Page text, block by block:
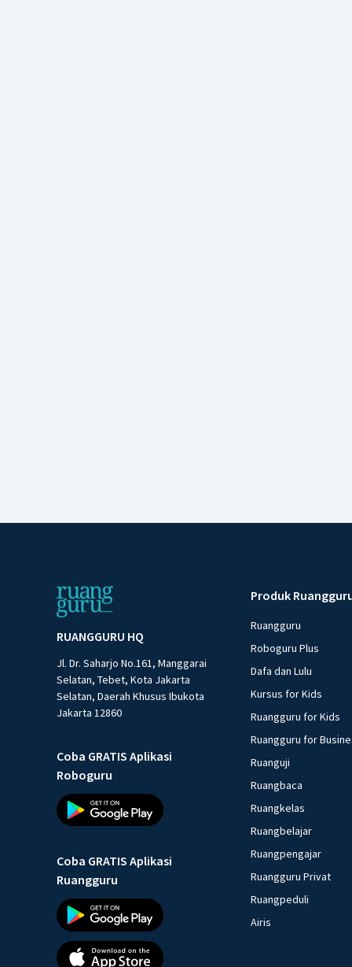
RUANGGURU HQ
Jl. Dr. Saharjo No.161, Manggarai
Selatan, Tebet, Kota Jakarta
Selatan, Daerah Khusus Ibukota
Jakarta 12860
Coba GRATIS Aplikasi
Roboguru
Coba GRATIS Aplikasi
Ruangguru
Produk
Ruangguru
Roboguru Plus
Dafa dan Lulu
Kursus for Kids
Ruangguru for Kids
Ruangguru for
Ruanguji
Ruangbaca
Ruangkelas
Ruangbelajar
Ruangpengajar
Ruangguru Privat
Ruangpeduli
Airis